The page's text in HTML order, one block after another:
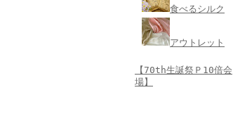
食べるシルク
アウトレット
【70th生誕祭Ｐ10倍会
場】